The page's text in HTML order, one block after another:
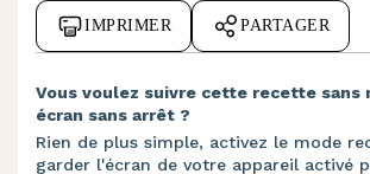
IMPRIMER PARTAGER
Vous voulez suivre cette recette sans
écran sans arrêt ?
Rien de plus simple, activez le mode
garder l'écran de votre appareil activé